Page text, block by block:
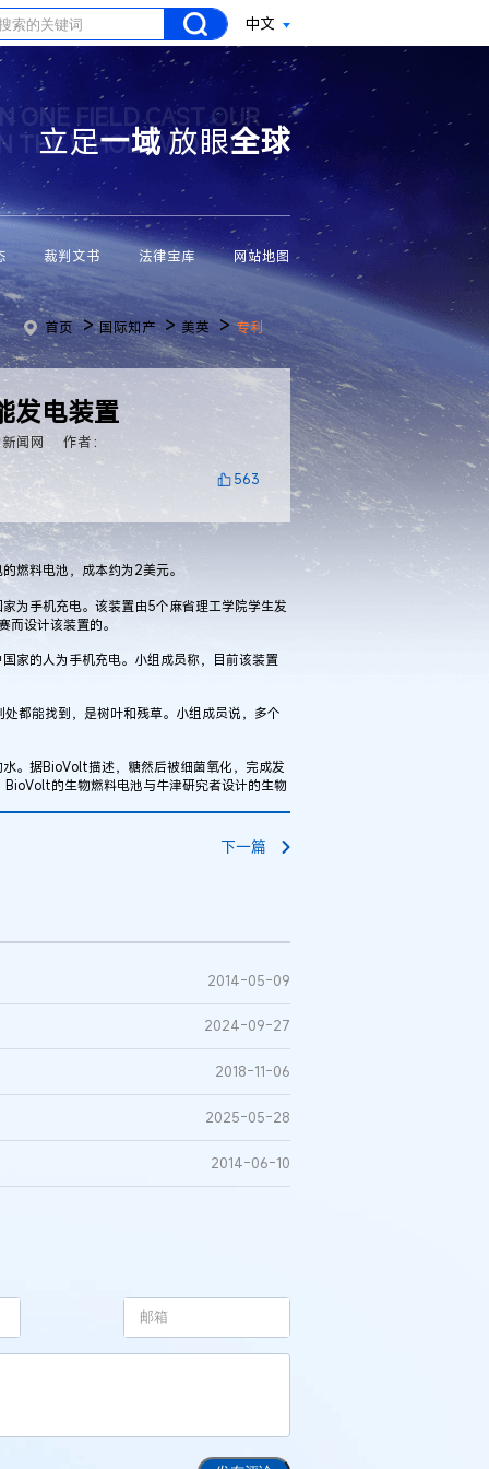
中文
ONE FIELD CAST OUR
THE WHOLE WORLD
立足一域放眼全球
裁判文书 法律宝库 网站地图
首页 >国际知产 >美英 >专利
发电装置
闻网
作者：
563
料电池，成本约为2美元。
手机充电。该装置由5个麻省理工学院学生发
设计该装置的。
的人为手机充电。小组成员称，目前该装置
能找到，是树叶和残草。小组成员说，多个
据BioVolt描述，糖然后被细菌氧化，完成发
的生物燃料电池与牛津研究者设计的生物
下一篇
2014-05-09
2024-09-27
2018-11-06
2025-05-28
2014-06-10